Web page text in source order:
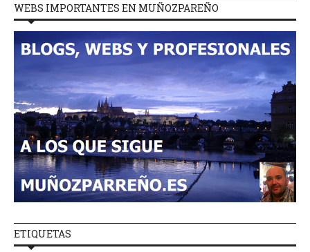
WEBS IMPORTANTES EN MUÑOZPAREÑO
ETIQUETAS